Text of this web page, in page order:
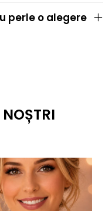
perle o alegere